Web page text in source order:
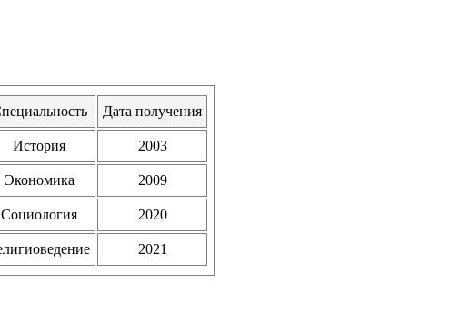
Дата получения
История 2003
Экономика 2009
Социология 2020
2021